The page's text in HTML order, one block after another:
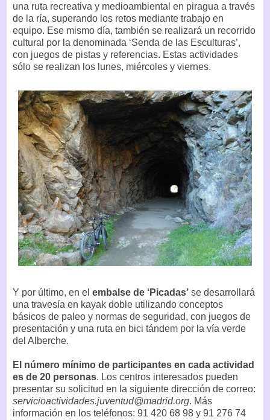
una ruta recreativa y medioambiental en piragua a través
de la ría, superando los retos mediante trabajo en
equipo. Ese mismo día, también se realizará un recorrido
cultural por la denominada ‘Senda de las Esculturas’,
con juegos de pistas y referencias. Estas actividades
sólo se realizan los lunes, miércoles y viernes.
Y por último, en el embalse de ‘Picadas’ se desarrollará
una travesía en kayak doble utilizando conceptos
básicos de paleo y normas de seguridad, con juegos de
presentación y una ruta en bici tándem por la vía verde
del Alberche.
El número mínimo de participantes en cada actividad
es de 20 personas. Los centros interesados pueden
presentar su solicitud en la siguiente dirección de correo:
servicioactividades.juventud@madrid.org. Más
información en los teléfonos: 91 420 68 98 y 91 276 74